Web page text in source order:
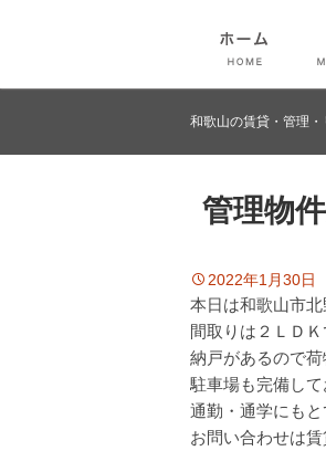
和歌山の賃貸・管理
管理物
2022年1月30日
本日は和歌山市
間取りは２ＬＤ
納戸があるので荷
駐車場も完備し
通勤・通学にもと
お問い合わせは